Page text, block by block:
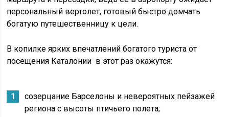
персональный вертолет, готовый быстро домчать
богатую путешественницу к цели.
В копилке ярких впечатлений богатого туриста от
посещения Каталонии в этот раз окажутся:
созерцание Барселоны и невероятных пейзажей
региона с высоты птичьего полета;